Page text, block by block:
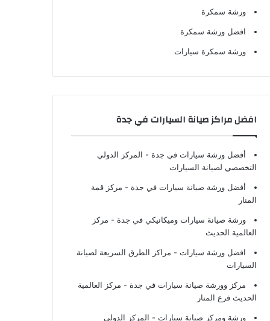
ورشة سمكرة
افضل ورشة سمكرة
ورشة سمكرة سيارات
افضل مراكز صيانة السيارات في جدة
أفضل ورشة سيارات في جدة - المركز الدولي
التخصصي لصيانة السيارات
أفضل ورشة صيانة سيارات في جدة - مركز قمة
المنار
ورشة صيانة سيارات وميكانيكي في جدة - مركز
العالمية الحديث
افضل ورشة سيارات - مراكز الطرق السريعة لصيانة
السيارات
مركز وورشة صيانة سيارات في جدة - مركز العالمية
الحديث فرع المنار
ورشة ومركز صيانة سيارات - المركز الدولي